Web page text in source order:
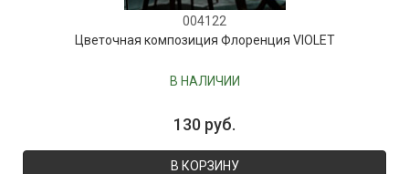
004122
Цветочная композиция Флоренция VIOLET
В НАЛИЧИИ
130 руб.
В КОРЗИНУ